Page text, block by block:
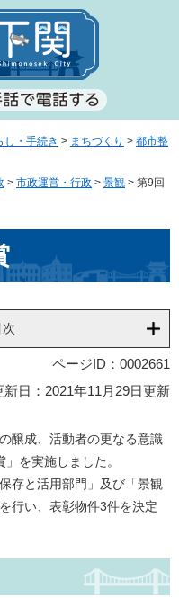
し・手続き > まちづくり > 都市整
> 市政運営・行政 > 景観 > 第9回
ページID：0002661
新日：2021年11月29日更新
醸成、活動者の更なる意識
を実施しました。
存と活用部門」及び「景観
行い、表彰物件3件を決定